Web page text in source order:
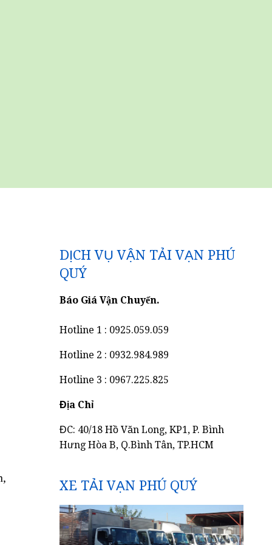
DỊCH VỤ VẬN TẢI VẠN PHÚ
QUÝ
Báo Giá Vận Chuyển.
Hotline 1 : 0925.059.059
Hotline 2 : 0932.984.989
Hotline 3 : 0967.225.825
Địa Chỉ
ĐC: 40/18 Hồ Văn Long, KP1, P. Bình
Hưng Hòa B, Q.Bình Tân, TP.HCM
XE TẢI VẠN PHÚ QUÝ